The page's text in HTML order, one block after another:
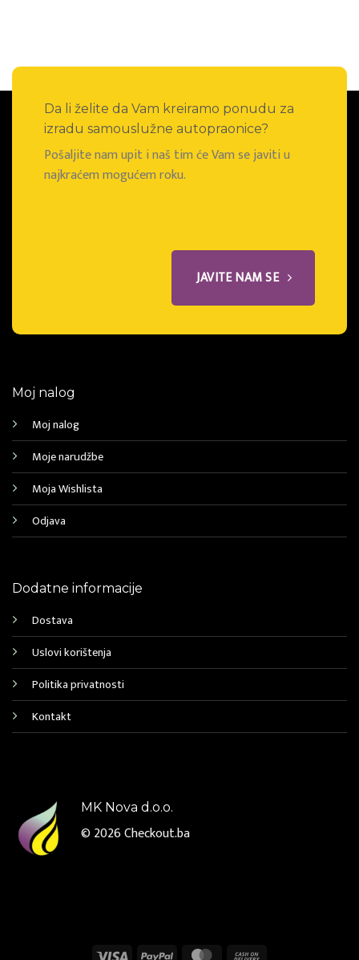
Da li želite da Vam kreiramo ponudu za
izradu samouslužne autopraonice?
Pošaljite nam upit i naš tim će Vam se javiti u
najkraćem mogućem roku.
JAVITE NAM SE
Moj nalog
Moj nalog
Moje narudžbe
Moja Wishlista
Odjava
Dodatne informacije
Dostava
Uslovi korištenja
Politika privatnosti
Kontakt
MK Nova d.o.o.
© 2026Checkout.ba